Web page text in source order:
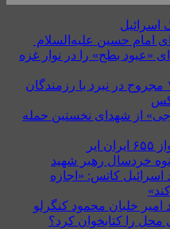
اسرائیل
«عبود بطح» را در نوار غزه
هلاکت ۴ نظامی اسرائیلی ۱۱ مجروح در نبرد با رزمندگان
از شهدای نخستین حمله
خردسال رهبر شهید
اسرائیل کاتس: «اجازه
امیر خلبان محمود کنگرلو
را کتابخوان کرد؟